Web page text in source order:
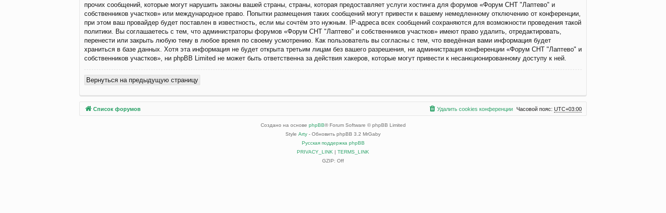
прочих сообщений, которые могут нарушить законы вашей страны, страны, которая предоставляет услуги хостинга для форумов «Форум СНТ "Лаптево" и
собственников участков» или международное право. Попытки размещения таких сообщений могут привести к вашему немедленному отключению от конференции,
при этом ваш провайдер будет поставлен в известность, если мы сочтём это нужным. IP-адреса всех сообщений сохраняются для возможности проведения такой
политики. Вы соглашаетесь с тем, что администраторы форумов «Форум СНТ "Лаптево" и собственников участков» имеют право удалить, отредактировать,
перенести или закрыть любую тему в любое время по своему усмотрению. Как пользователь вы согласны с тем, что введённая вами информация будет
храниться в базе данных. Хотя эта информация не будет открыта третьим лицам без вашего разрешения, ни администрация конференции «Форум СНТ "Лаптево" и
собственников участков», ни phpBB Limited не может быть ответственна за действия хакеров, которые могут привести к несанкционированному доступу к ней.
Вернуться на предыдущую страницу
Список форумов Часовой пояс: UTC+03:00
Удалить cookies конференции
Создано на основе phpBB® Forum Software © phpBB Limited
Style Arty - Обновить phpBB 3.2 MrGaby
Русская поддержка phpBB
PRIVACY_LINK | TERMS_LINK
GZIP: Off